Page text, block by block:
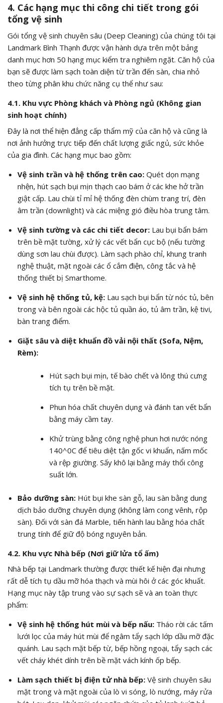
4. Các hạng mục thi công chi tiết trong gói
tổng vệ sinh
Gói tổng vệ sinh chuyên sâu (Deep Cleaning) của chúng tôi tại
Landmark Bình Thạnh được vận hành dựa trên một bảng
danh mục hơn 50 hạng mục kiểm tra nghiêm ngặt. Căn hộ của
bạn sẽ được làm sạch toàn diện từ trần đến sàn, chia nhỏ
theo từng phân khu chức năng cụ thể như sau:
4.1. Khu vực Phòng khách và Phòng ngủ (Không gian
sinh hoạt chính)
Đây là nơi thể hiện đẳng cấp thẩm mỹ của căn hộ và cũng là
nơi ảnh hưởng trực tiếp đến chất lượng giấc ngủ, sức khỏe
của gia đình. Các hạng mục bao gồm:
Vệ sinh trần và hệ thống trên cao:Quét dọn mạng
nhện, hút sạch bụi mịn thạch cao bám ở các khe hở trần
giật cấp. Lau chùi tỉ mỉ hệ thống đèn chùm trang trí, đèn
âm trần (downlight) và các miệng gió điều hòa trung tâm.
Vệ sinh tường và các chi tiết decor:Lau bụi bẩn bám
trên bề mặt tường, xử lý các vết bẩn cục bộ (nếu tường
dùng sơn lau chùi được). Làm sạch phào chỉ, khung tranh
nghệ thuật, mặt ngoài các ổ cắm điện, công tắc và hệ
thống thiết bị Smarthome.
Vệ sinh hệ thống tủ, kệ:Lau sạch bụi bẩn từ nóc tủ, bên
trong và bên ngoài các hộc tủ quần áo, tủ âm trần, kệ tivi,
bàn trang điểm.
Giặt sâu và diệt khuẩn đồ vải nội thất (Sofa, Nệm,
Rèm):
Hút sạch bụi mịn, tế bào chết và lông thú cưng
tích tụ trên bề mặt.
Phun hóa chất chuyên dụng và đánh tan vết bẩn
bằng máy cầm tay.
Khử trùng bằng công nghệ phun hơi nước nóng
140^0C để tiêu diệt tận gốc vi khuẩn, nấm mốc
và rệp giường. Sấy khô lại bằng máy thổi công
suất lớn.
Bảo dưỡng sàn:Hút bụi khe sàn gỗ, lau sàn bằng dung
dịch bảo dưỡng chuyên dụng (không làm cong vênh, rộp
sàn). Đối với sàn đá Marble, tiến hành lau bằng hóa chất
trung tính để giữ độ bóng nguyên bản.
4.2. Khu vực Nhà bếp (Nơi giữ lửa tổ ấm)
Nhà bếp tại Landmark thường được thiết kế hiện đại nhưng
rất dễ tích tụ dầu mỡ hóa thạch và mùi hôi ở các góc khuất.
Hạng mục này tập trung vào sự sạch sẽ và an toàn thực
phẩm:
Vệ sinh hệ thống hút mùi và bếp nấu:Tháo rời các tấm
lưới lọc của máy hút mùi để ngâm tẩy sạch lớp dầu mỡ đặc
quánh. Lau sạch mặt bếp từ, bếp hồng ngoại, tẩy sạch các
vết cháy khét dính trên bề mặt vách kính ốp bếp.
Làm sạch thiết bị điện tử nhà bếp:Vệ sinh chuyên sâu
mặt trong và mặt ngoài của lò vi sóng, lò nướng, máy rửa